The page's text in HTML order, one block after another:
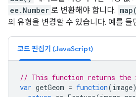
ee.Number 로 변환해야 합니다.
의 유형을 변경할 수 있습니다. 예를 들
코드 편집기 (JavaScript)
// This function returns the
var getGeom = function(image)